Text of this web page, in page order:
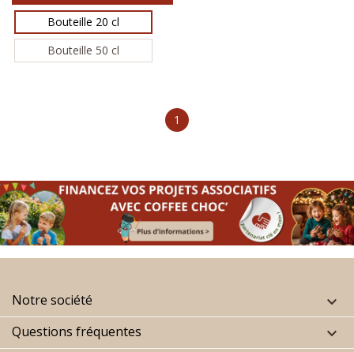
Bouteille 20 cl
Bouteille 50 cl
1
Notre société 
Questions fréquentes 